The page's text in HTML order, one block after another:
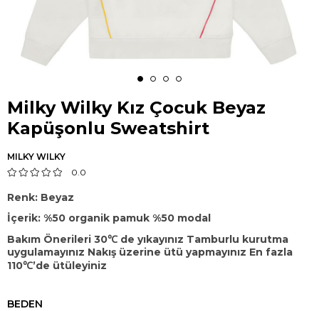
Milky Wilky Kız Çocuk Beyaz
Kapüşonlu Sweatshirt
MILKY WILKY
0.0
Renk: Beyaz
İçerik: %50 organik pamuk %50 modal
Bakım Önerileri 30℃ de yıkayınız Tamburlu kurutma
uygulamayınız Nakış üzerine ütü yapmayınız En fazla
110℃’de ütüleyiniz
BEDEN